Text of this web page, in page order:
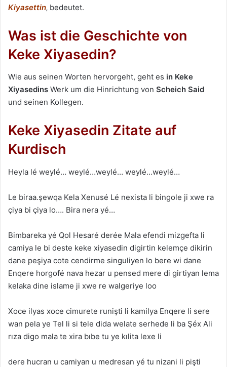
Kiyasettin‚ bedeutet.
Was ist die Geschichte von
Keke Xiyasedin?
Wie aus seinen Worten hervorgeht, geht es in Keke
Xiyasedins Werk um die Hinrichtung von Scheich Said
und seinen Kollegen.
Keke Xiyasedin Zitate auf
Kurdisch
Heyla lé weylé… weylé…weylé… weylé…weylé…
Le biraa.şewqa Kela Xenusé Lé nexista li bingole ji xwe ra
çiya bi çiya lo…. Bira nera yé…
Bimbareka yé Qol Hesaré derée Mala efendi mizgefta li
camiya le bi deste keke xiyasedin digirtin kelemçe dikirin
dane peşiya cote cendirme singuliyen lo bere wi dane
Enqere horgofé nava hezar u pensed mere di girtiyan lema
kelaka dine islame ji xwe re walgeriye loo
Xoce ilyas xoce cimurete runişti li kamilya Enqere li sere
wan pela ye Tel li si tele dida welate serhede li ba Şéx Ali
rıza digo mala te xira bıbe tu ye kılita lexe li
dere hucran u camiyan u medresan yé tu nizani li pişti